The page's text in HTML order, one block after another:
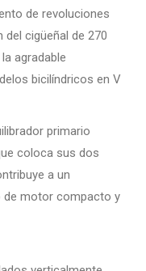
de revoluciones
cigüeñal de 270
agradable
bicilíndricos en V
primario
coloca sus dos
a un
de motor compacto y